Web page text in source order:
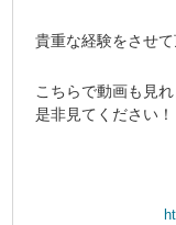
貴重な経験をさせ
こちらで動画も見
是非見てください！